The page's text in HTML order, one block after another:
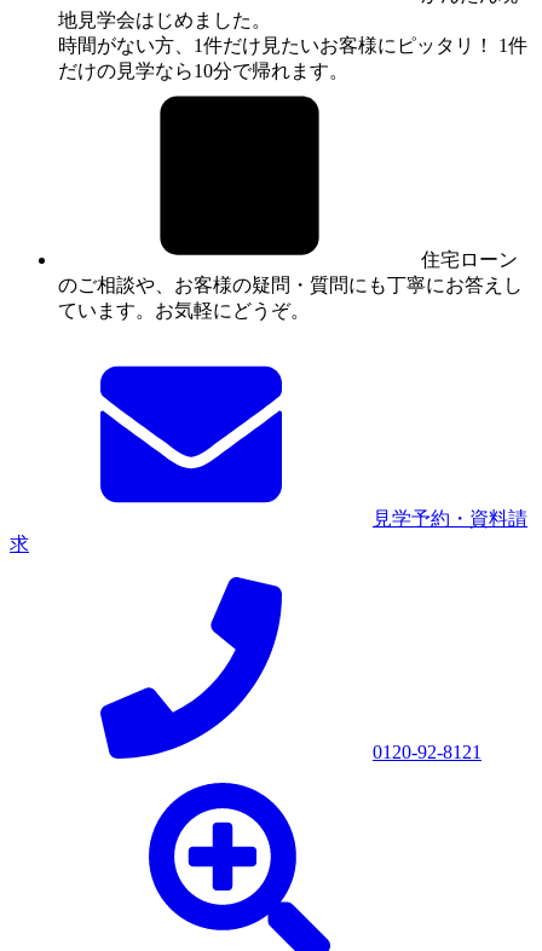
地見学会はじめました。
時間がない方、1件だけ見たいお客様にピッタリ！ 1件
だけの見学なら10分で帰れます。
住宅ローン
のご相談や、お客様の疑問・質問にも丁寧にお答えし
ています。お気軽にどうぞ。
見学予約・資料請
求
0120-92-8121